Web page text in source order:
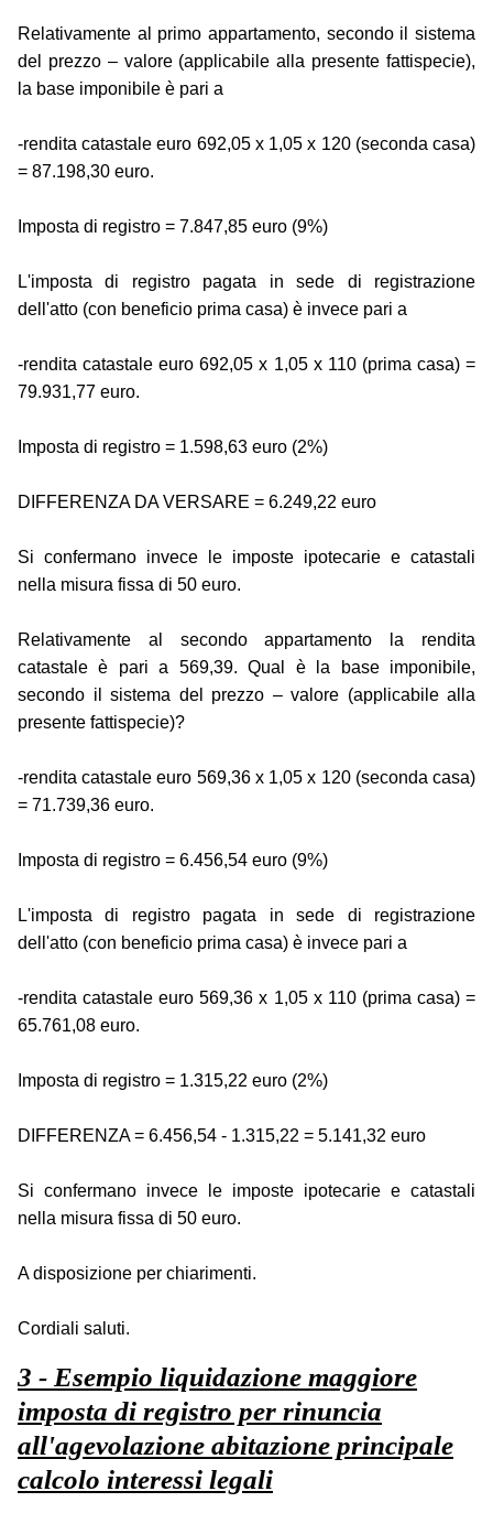
Relativamente al primo appartamento, secondo il sistema
del prezzo – valore (applicabile alla presente fattispecie),
la base imponibile è pari a
-rendita catastale euro 692,05 x 1,05 x 120 (seconda casa)
= 87.198,30 euro.
Imposta di registro = 7.847,85 euro (9%)
L'imposta di registro pagata in sede di registrazione
dell'atto (con beneficio prima casa) è invece pari a
-rendita catastale euro 692,05 x 1,05 x 110 (prima casa) =
79.931,77 euro.
Imposta di registro = 1.598,63 euro (2%)
DIFFERENZA DA VERSARE = 6.249,22 euro
Si confermano invece le imposte ipotecarie e catastali
nella misura fissa di 50 euro.
Relativamente al secondo appartamento la rendita
catastale è pari a 569,39. Qual è la base imponibile,
secondo il sistema del prezzo – valore (applicabile alla
presente fattispecie)?
-rendita catastale euro 569,36 x 1,05 x 120 (seconda casa)
= 71.739,36 euro.
Imposta di registro = 6.456,54 euro (9%)
L'imposta di registro pagata in sede di registrazione
dell'atto (con beneficio prima casa) è invece pari a
-rendita catastale euro 569,36 x 1,05 x 110 (prima casa) =
65.761,08 euro.
Imposta di registro = 1.315,22 euro (2%)
DIFFERENZA = 6.456,54 - 1.315,22 = 5.141,32 euro
Si confermano invece le imposte ipotecarie e catastali
nella misura fissa di 50 euro.
A disposizione per chiarimenti.
Cordiali saluti.
3 - Esempio liquidazione maggiore
imposta di registro per rinuncia
all'agevolazione abitazione principale
calcolo interessi legali